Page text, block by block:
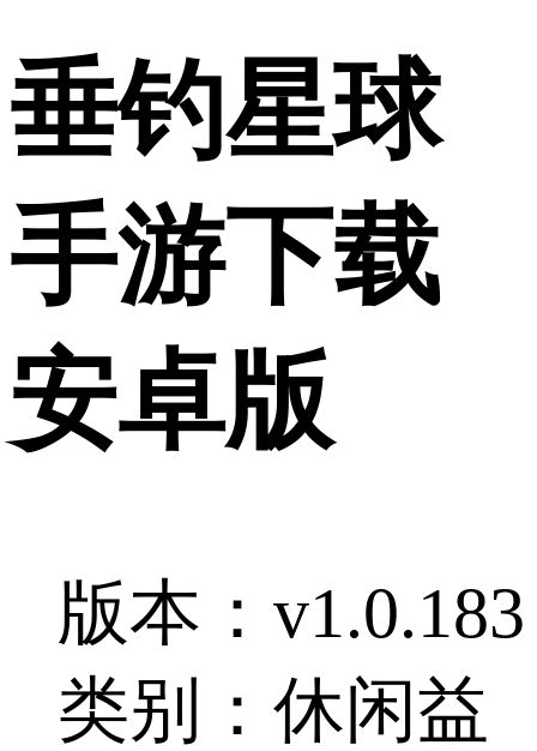
垂钓星球
手游下载
安卓版
版本：v1.0.183
类别：休闲益